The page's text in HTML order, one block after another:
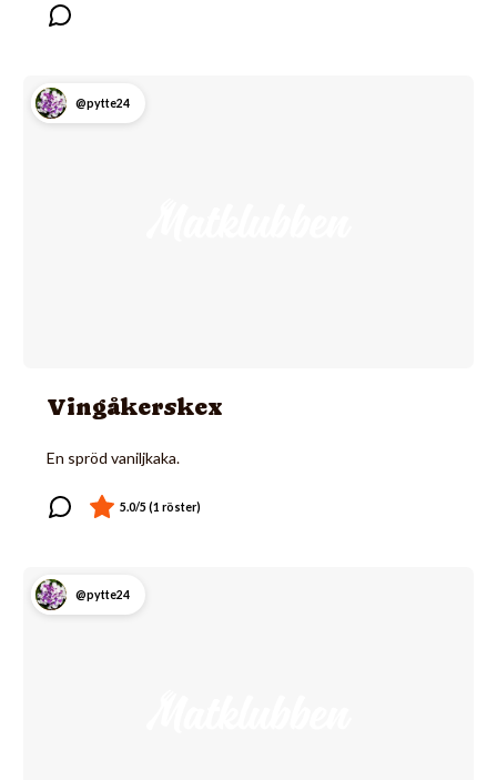
@pytte24
Vingåkerskex
En spröd vaniljkaka.
@pytte24